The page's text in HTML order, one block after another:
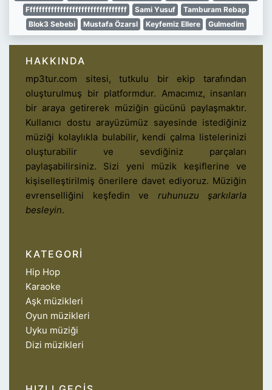
Fffffffffffffffffffffffffffffffff
Sami Yusuf
Tamburam Rebap
Blok3 Sebebi
Mustafa Özarsl Keyfemiz Ellere Gulmedim
HAKKINDA
mp3tur.com sitesi, tutkulu bir ekip tarafından
oluşturulmuş bir platformdur. Amacımız, insanları
bir araya getirerek müziğin gücünü paylaşmaktır.
Kullanıcı dostu arayüzümüz sayesinde istediğiniz
müziği kolaylıkla bulabilir, kendi çalma listelerinizi
oluşturabilir ve sevdiğiniz parçaları
paylaşabilirsiniz. Sizi yeni müzik keşiflerine ve
kişiselleştirilmiş önerilere davet ediyoruz. Müziğin
evrenselliğini keşfedin ve ruhunuzu şarkılarla
besleyin.
KATEGORI
Hip Hop
Karaoke
Aşk müzikleri
Oyun müzikleri
Uyku müziği
Dizi müzikleri